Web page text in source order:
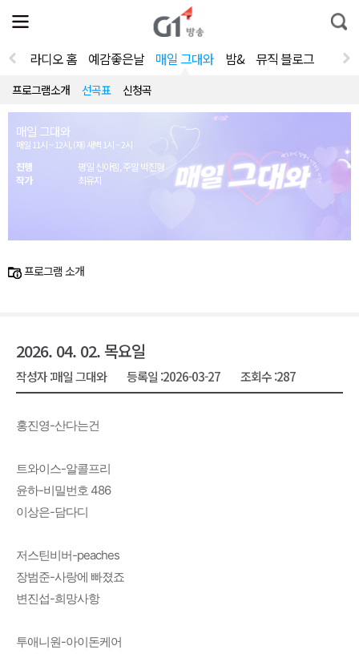
전
체
뉴
열
통
합
라디오 홈 예감좋은날 매일 그대와 밤& 뮤직 블로그
프로그램소개 선곡표 신청곡
매일 그대와
매일 11시 ~ 12시, (재) 새벽 1시 ~ 2시
진행
평일 신아림, 주말 박진형
작가
최유지
프로그램 소개
2026. 04. 02. 목요일
작성자 :매일 그대와 등록일 :2026-03-27 조회수 :287
홍진영-산다는건
트와이스-알콜프리
윤하-비밀번호 486
이상은-담다디
저스틴비버-peaches
장범준-사랑에 빠졌죠
변진섭-희망사항
투애니원-아이돈케어